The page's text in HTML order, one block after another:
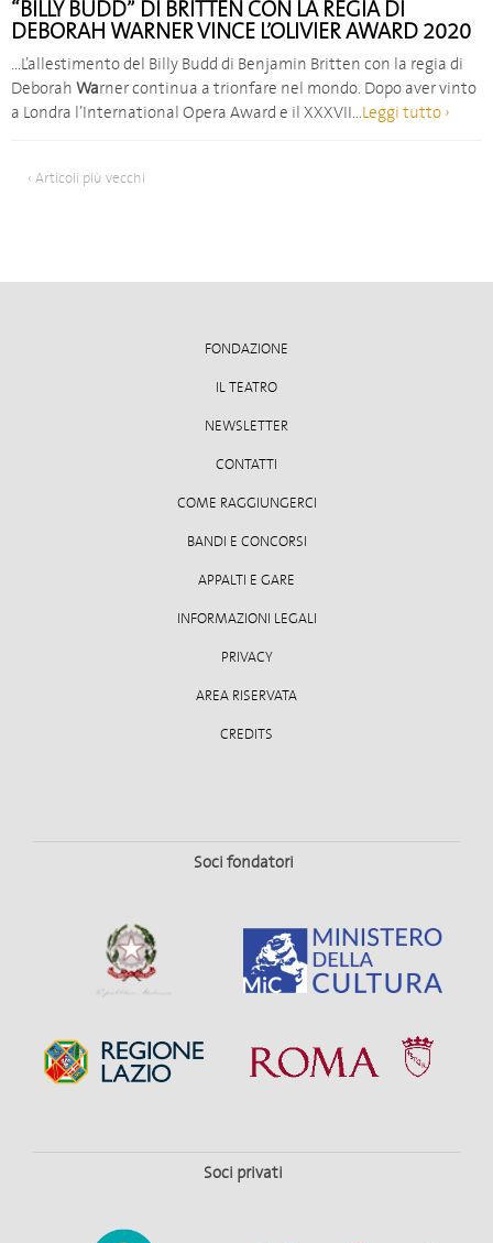
“BILLY BUDD” DI BRITTEN CON LA REGIA DI
DEBORAH WARNER VINCE L’OLIVIER AWARD 2020
…L’allestimento del Billy Budd di Benjamin Britten con la regia di
Deborah Warner continua a trionfare nel mondo. Dopo aver vinto
a Londra l’International Opera Award e il XXXVII…Leggi tutto ›
‹ Articoli più vecchi
FONDAZIONE
IL TEATRO
NEWSLETTER
CONTATTI
COME RAGGIUNGERCI
BANDI E CONCORSI
APPALTI E GARE
INFORMAZIONI LEGALI
PRIVACY
AREA RISERVATA
CREDITS
Soci fondatori
Soci privati